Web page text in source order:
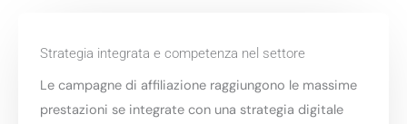
Strategia integrata e competenza nel settore
Le campagne di affiliazione raggiungono le massime
prestazioni se integrate con una strategia digitale